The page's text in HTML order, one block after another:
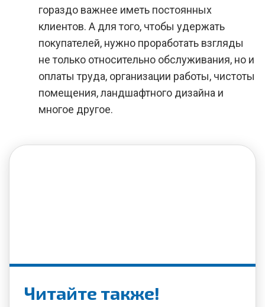
гораздо важнее иметь постоянных
клиентов. А для того, чтобы удержать
покупателей, нужно проработать взгляды
не только относительно обслуживания, но и
оплаты труда, организации работы, чистоты
помещения, ландшафтного дизайна и
многое другое.
Читайте также!